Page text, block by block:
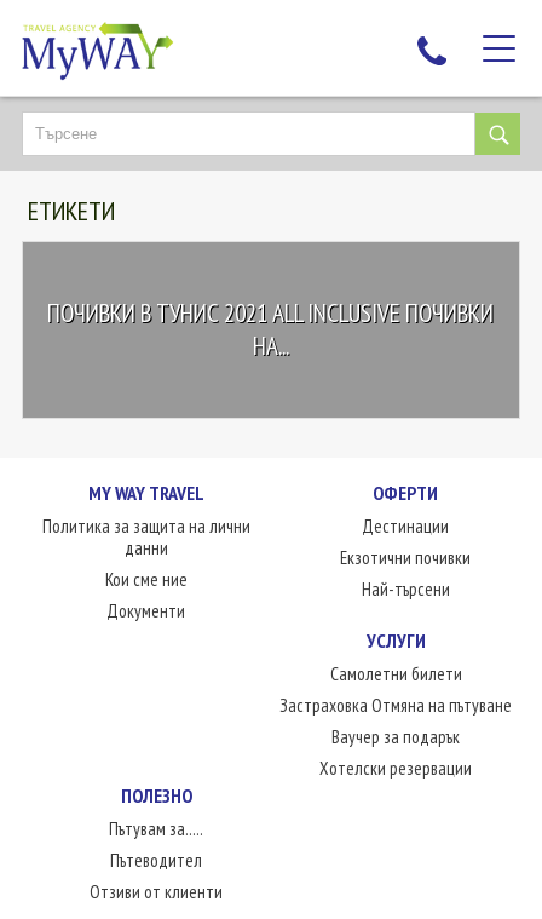
НАЙ-ТЪРСЕНИ
ДЕСТИНАЦИИ
ЕКЗОТИЧНИ ПОЧИВКИ
ЛЮБОПИТНО
КОНТАКТИ
ЕТИКЕТИ
ПОЧИВКИ В ТУНИС 2021 ALL INCLUSIVE ПОЧИВКИ
НА...
MY WAY TRAVEL
Политика за защита на лични
данни
Кои сме ние
Документи
ОФЕРТИ
Дестинации
Екзотични почивки
Най-търсени
УСЛУГИ
Самолетни билети
Застраховка Отмяна на пътуване
Ваучер за подарък
Хотелски резервации
ПОЛЕЗНО
Пътувам за.....
Пътеводител
Отзиви от клиенти